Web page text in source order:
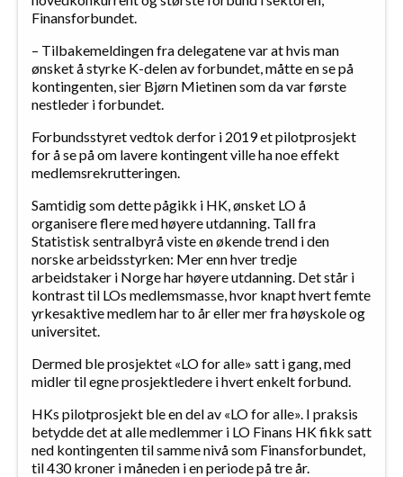
Finansforbundet.
– Tilbakemeldingen fra delegatene var at hvis man
ønsket å styrke K-delen av forbundet, måtte en se på
kontingenten, sier Bjørn Mietinen som da var første
nestleder i forbundet.
Forbundsstyret vedtok derfor i 2019 et pilotprosjekt
for å se på om lavere kontingent ville ha noe effekt
medlemsrekrutteringen.
Samtidig som dette pågikk i HK, ønsket LO å
organisere flere med høyere utdanning. Tall fra
Statistisk sentralbyrå viste en økende trend i den
norske arbeidsstyrken: Mer enn hver tredje
arbeidstaker i Norge har høyere utdanning. Det står i
kontrast til LOs medlemsmasse, hvor knapt hvert femte
yrkesaktive medlem har to år eller mer fra høyskole og
universitet.
Dermed ble prosjektet «LO for alle» satt i gang, med
midler til egne prosjektledere i hvert enkelt forbund.
HKs pilotprosjekt ble en del av «LO for alle». I praksis
betydde det at alle medlemmer i LO Finans HK fikk satt
ned kontingenten til samme nivå som Finansforbundet,
til 430 kroner i måneden i en periode på tre år.